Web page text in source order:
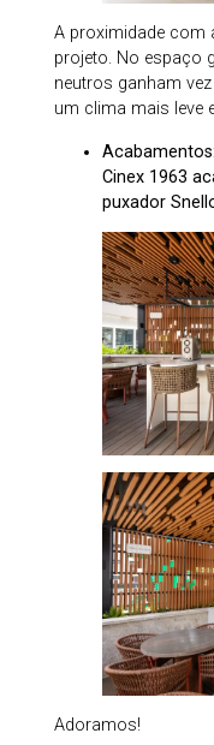
A proximidade com
projeto. No espaço
neutros ganham
um clima mais leve
Cinex 1963
puxador
Adoramos!